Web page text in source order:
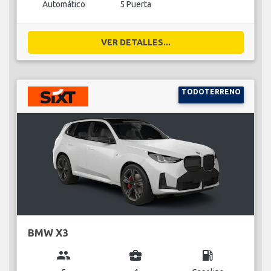
Automático 5 Puerta
VER DETALLES...
TODOTERRENO
BMW X3
group business_center local_gas_station